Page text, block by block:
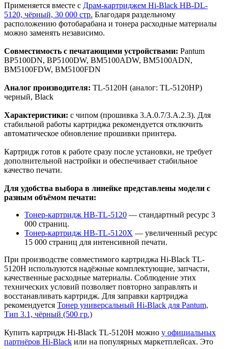
Применяется вместе с Драм-картриджем Hi-Black HB-DL-
5120, чёрный, 30 000 стр. Благодаря раздельному
расположению фотобарабана и тонера расходные материалы
можно заменять независимо.
Совместимость с печатающими устройствами: Pantum
BP5100DN, BP5100DW, BM5100ADW, BM5100ADN,
BM5100FDW, BM5100FDN
Аналог производителя: TL-5120H (аналог: TL-5120HP)
черный, Black
Характеристики: с чипом (прошивка 3.A.0.7/3.А.2.3). Для
стабильной работы картриджа рекомендуется отключить
автоматическое обновление прошивки принтера.
Картридж готов к работе сразу после установки, не требует
дополнительной настройки и обеспечивает стабильное
качество печати.
Для удобства выбора в линейке представлены модели с
разным объёмом печати:
Тонер-картридж HB-TL-5120 — стандартный ресурс 3
000 страниц.
Тонер-картридж HB-TL-5120X — увеличенный ресурс
15 000 страниц для интенсивной печати.
При производстве совместимого картриджа Hi-Black TL-
5120H используются надёжные комплектующие, запчасти,
качественные расходные материалы. Соблюдение этих
технических условий позволяет повторно заправлять и
восстанавливать картридж. Для заправки картриджа
рекомендуется Тонер универсальный Hi-Black для Pantum,
Тип 3.1, чёрный (500 гр.)
Купить картридж Hi-Black TL-5120H можно у официальных
партнёров Hi-Black или на популярных маркетплейсах. Это